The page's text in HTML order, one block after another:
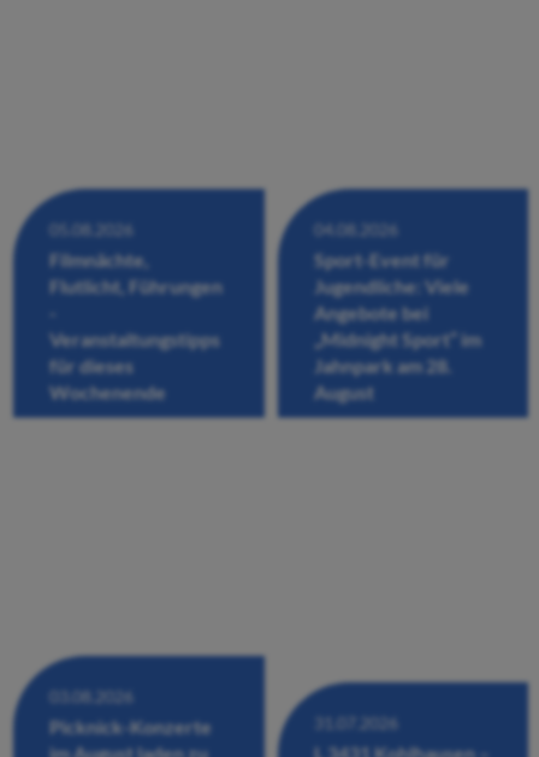
05.08.2026
Filmnächte,
Flutlicht, Führungen
Veranstaltungstipps
für dieses
Wochenende
04.08.2026
Sport-Event für
Jugendliche: Viele
Angebote bei
„Midnight Sport“ im
Jahnpark am 28.
August
03.08.2026
Picknick-Konzerte
31.07.2026